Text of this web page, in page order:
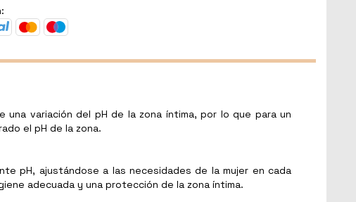
variación del pH de la zona íntima, por lo que para un
el pH de la zona.
pH, ajustándose a las necesidades de la mujer en cada
adecuada y una protección de la zona íntima.